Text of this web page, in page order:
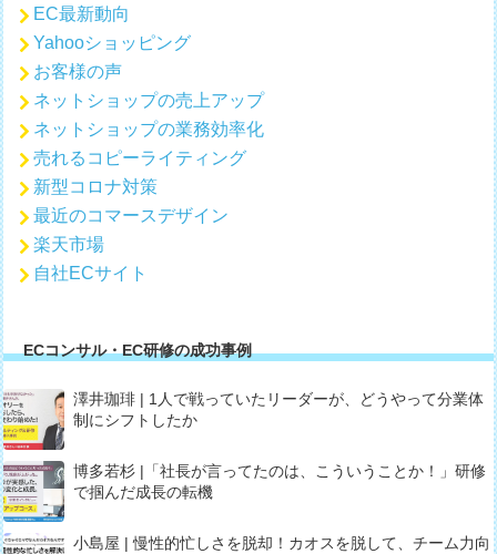
EC最新動向
Yahooショッピング
お客様の声
ネットショップの売上アップ
ネットショップの業務効率化
売れるコピーライティング
新型コロナ対策
最近のコマースデザイン
楽天市場
自社ECサイト
ECコンサル・EC研修の成功事例
澤井珈琲 | 1人で戦っていたリーダーが、どうやって分業体
制にシフトしたか
博多若杉 |「社長が言ってたのは、こういうことか！」研修
で掴んだ成長の転機
小島屋 | 慢性的忙しさを脱却！カオスを脱して、チーム力向